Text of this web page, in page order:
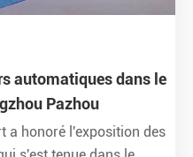
automatiques dans le
Pazhou
a honoré l'exposition des